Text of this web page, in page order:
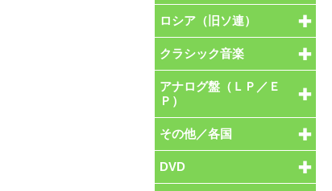
ロシア（旧ソ連）
クラシック音楽
アナログ盤（ＬＰ／Ｅ
Ｐ）
その他／各国
DVD